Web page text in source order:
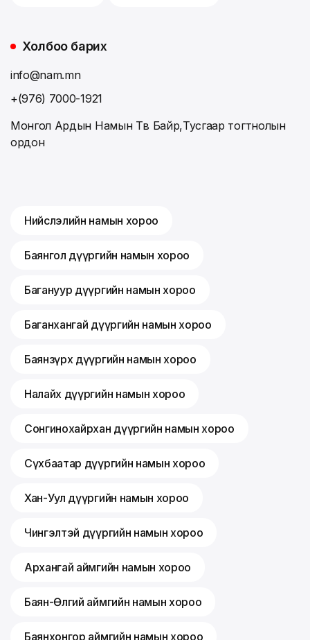
Холбоо барих
info@nam.mn
+(976) 7000-1921
Монгол Ардын Намын Төв Байр,Тусгаар тогтнолын
ордон
Нийслэлийн намын хороо
Баянгол дүүргийн намын хороо
Багануур дүүргийн намын хороо
Баганхангай дүүргийн намын хороо
Баянзүрх дүүргийн намын хороо
Налайх дүүргийн намын хороо
Сонгинохайрхан дүүргийн намын хороо
Сүхбаатар дүүргийн намын хороо
Хан-Уул дүүргийн намын хороо
Чингэлтэй дүүргийн намын хороо
Архангай аймгийн намын хороо
Баян-Өлгий аймгийн намын хороо
Баянхонгор аймгийн намын хороо